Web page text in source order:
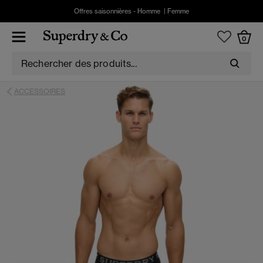
Offres saisonnières - Homme Femme
0
ACCESSOIRES